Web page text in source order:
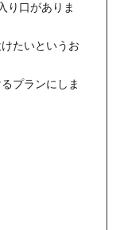
り口がありま
たいというお
プランにしま